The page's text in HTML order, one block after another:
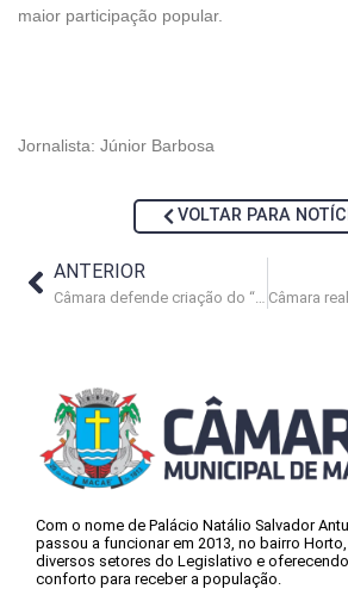
maior participação popular.
Jornalista: Júnior Barbosa
VOLTAR PARA
ANTERIOR
Com o nome de Palácio Natálio Salvador
passou a funcionar em 2013, no bairro
diversos setores do Legislativo e
conforto para receber a população.